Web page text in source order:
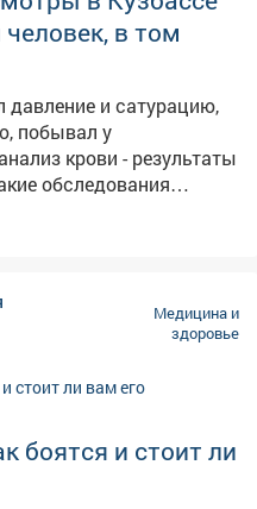
химию в недоступных
лекарства с
бесконтрольно. При
– немедленно
самолечением.
в том
давление и сатурацию,
побывал у
крови - результаты
проблемы на ранней
справиться. Мы
числе по субботам и
бригады приезжают
- доступный и
продлить активную и
Медицина и
здоровье
боятся и стоит ли